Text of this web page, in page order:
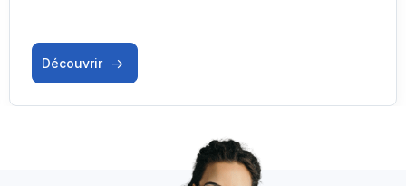
Découvrir